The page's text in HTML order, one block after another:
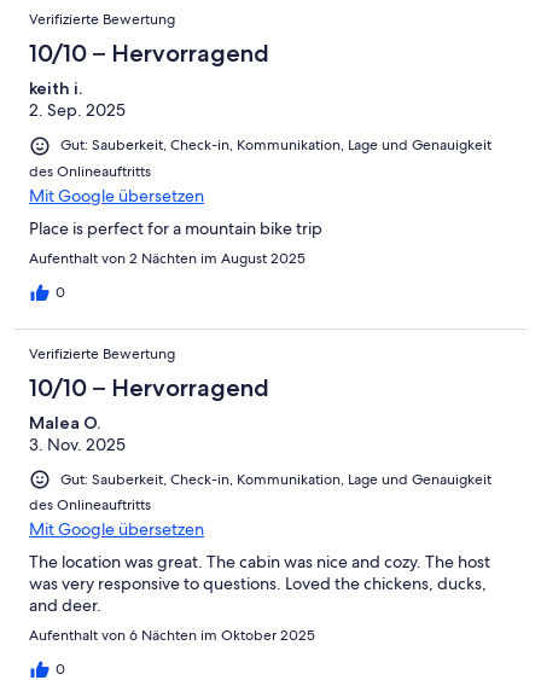
Verifizierte Bewertung
10/10 – Hervorragend
keith i.
2. Sep. 2025
Gut: Sauberkeit, Check-in, Kommunikation, Lage und Genauigkeit
des Onlineauftritts
Mit Google übersetzen
Place is perfect for a mountain bike trip
Aufenthalt von 2 Nächten im August 2025
0
Verifizierte Bewertung
10/10 – Hervorragend
Malea O.
3. Nov. 2025
Gut: Sauberkeit, Check-in, Kommunikation, Lage und Genauigkeit
des Onlineauftritts
Mit Google übersetzen
The location was great. The cabin was nice and cozy. The host
was very responsive to questions. Loved the chickens, ducks,
and deer.
Aufenthalt von 6 Nächten im Oktober 2025
0